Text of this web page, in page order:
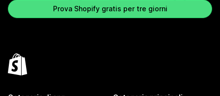
Prova Shopify gratis per tre giorni